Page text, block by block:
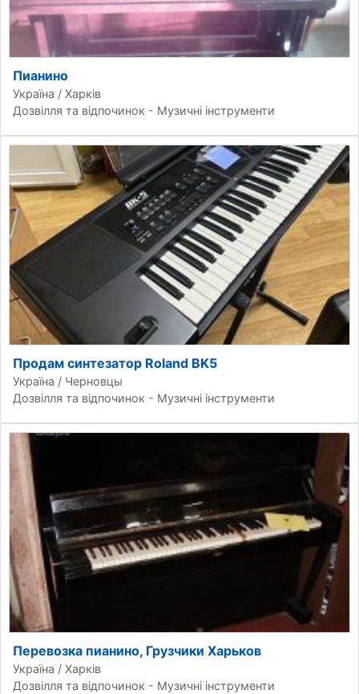
Пианино
Україна / Харків
Дозвілля та відпочинок - Музичні інструменти
Продам синтезатор Roland BK5
Україна / Черновцы
Дозвілля та відпочинок - Музичні інструменти
Перевозка пианино, Грузчики Харьков
Україна / Харків
Дозвілля та відпочинок - Музичні інструменти